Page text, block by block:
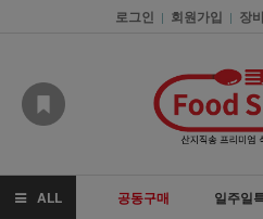
로그인 | 회원가입 | 장
ALL 공동구매 일주일